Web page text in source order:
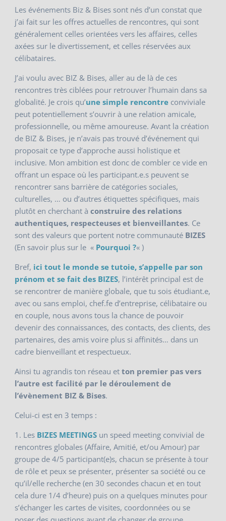
Les événements Biz & Bises sont nés d’un constat que
j’ai fait sur les offres actuelles de rencontres, qui sont
généralement celles orientées vers les affaires, celles
axées sur le divertissement, et celles réservées aux
célibataires.
J’ai voulu avec BIZ & Bises, aller au de là de ces
rencontres très ciblées pour retrouver l’humain dans sa
globalité. Je crois qu’une simple rencontreconviviale
peut potentiellement s’ouvrir à une relation amicale,
professionnelle, ou même amoureuse. Avant la création
de BIZ & Bises, je n’avais pas trouvé d’événement qui
proposait ce type d’approche aussi holistique et
inclusive. Mon ambition est donc de combler ce vide en
offrant un espace où les participant.e.s peuvent se
rencontrer sans barrière de catégories sociales,
culturelles, … ou d’autres étiquettes spécifiques, mais
plutôt en cherchant à construire des relations
authentiques, respecteuses et bienveillantes. Ce
sont des valeurs que portent notre communauté BIZES
(En savoir plus sur le « Pourquoi ?« )
Bref, ici tout le monde se tutoie, s’appelle par son
prénom et se fait des BIZES, l’intérêt principal est de
se rencontrer de manière globale, que tu sois étudiant.e,
avec ou sans emploi, chef.fe d’entreprise, célibataire ou
en couple, nous avons tous la chance de pouvoir
devenir des connaissances, des contacts, des clients, des
partenaires, des amis voire plus si affinités… dans un
cadre bienveillant et respectueux.
Ainsi tu agrandis ton réseau et ton premier pas vers
l’autre est facilité par le déroulement de
l’évènement BIZ & Bises.
Celui-ci est en 3 temps :
1. Les BIZES MEETINGSun speed meeting convivial de
rencontres globales (Affaire, Amitié, et/ou Amour) par
groupe de 4/5 participant(e)s, chacun se présente à tour
de rôle et peux se présenter, présenter sa société ou ce
qu’il/elle recherche (en 30 secondes chacun et en tout
cela dure 1/4 d’heure) puis on a quelques minutes pour
s’échanger les cartes de visites, coordonnées ou se